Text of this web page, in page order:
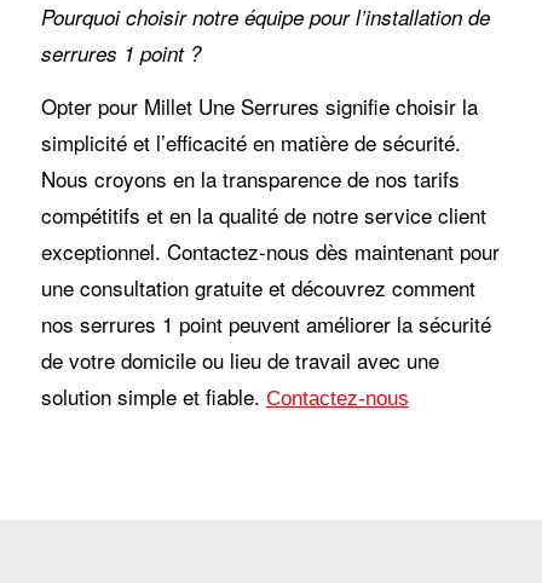
Pourquoi choisir notre équipe pour l’installation de
serrures 1 point ?
Opter pour Millet Une Serrures signifie choisir la
simplicité et l’efficacité en matière de sécurité.
Nous croyons en la transparence de nos tarifs
compétitifs et en la qualité de notre service client
exceptionnel. Contactez-nous dès maintenant pour
une consultation gratuite et découvrez comment
nos serrures 1 point peuvent améliorer la sécurité
de votre domicile ou lieu de travail avec une
solution simple et fiable. Contactez-nous